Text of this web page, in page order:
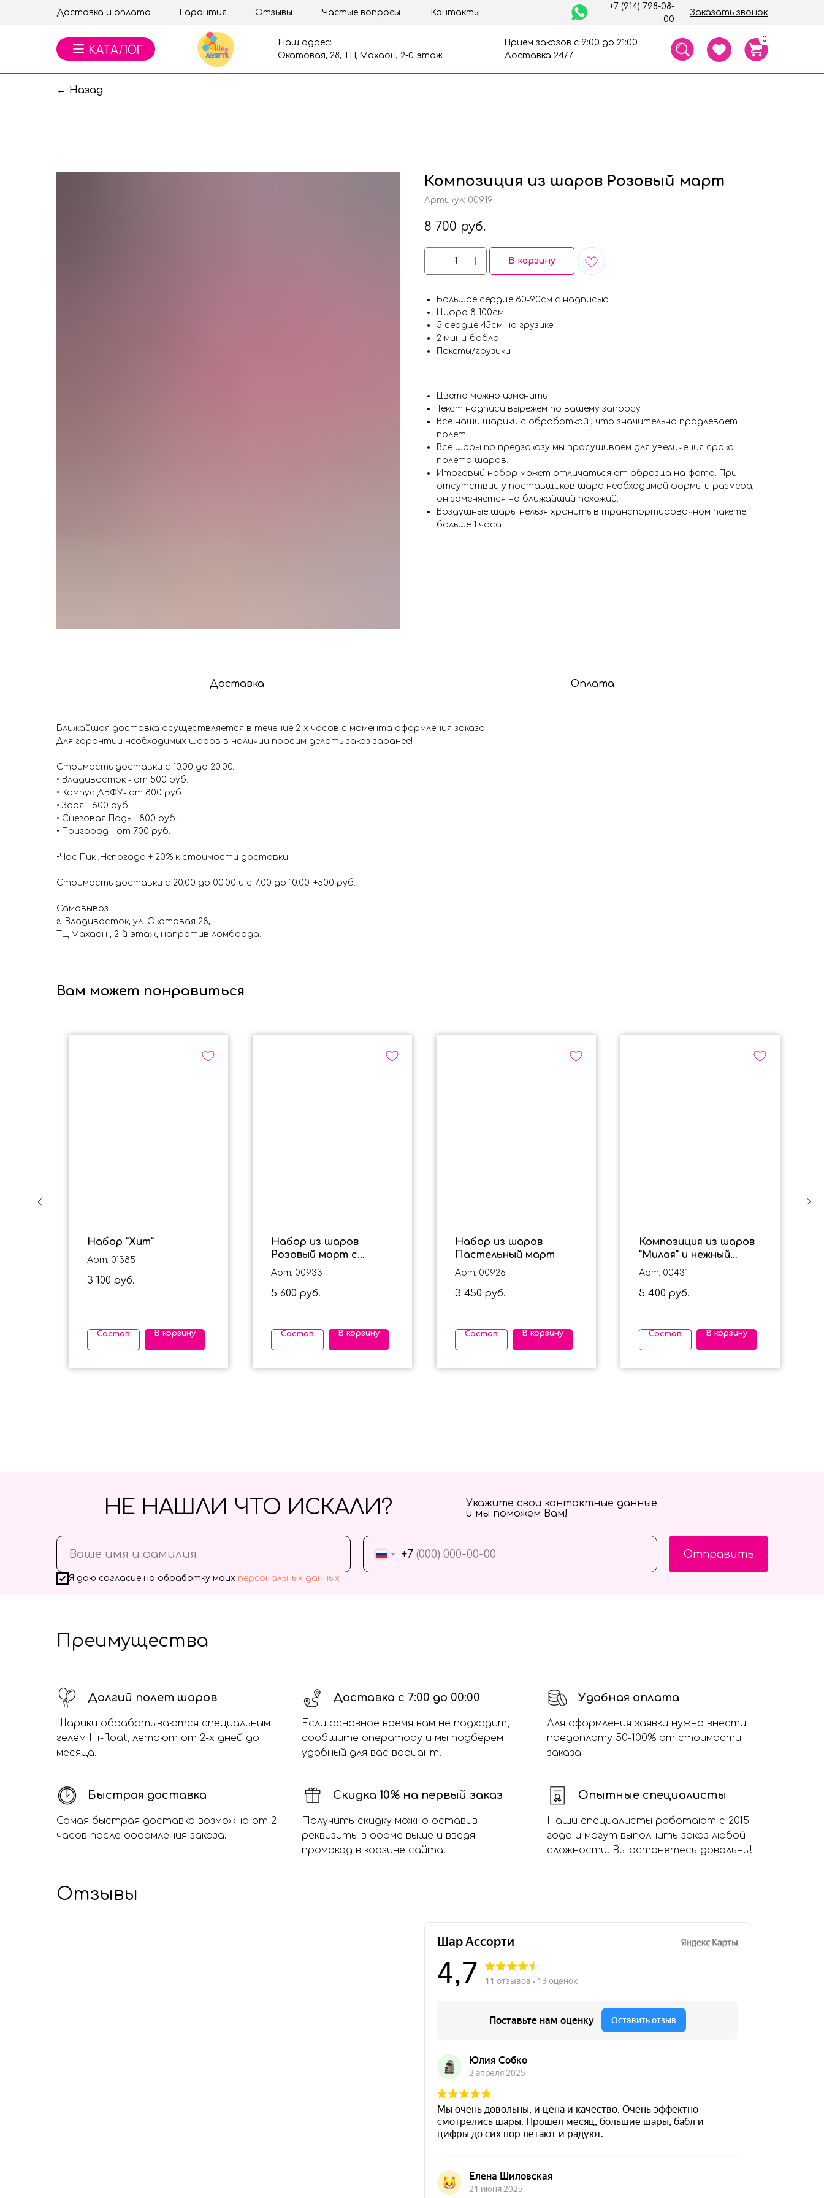
Заказать звонок
+7 (914) 798-08-
00
Доставка и оплата Гарантия Отзывы Частые вопросы Контакты
Прием заказов с 9:00 до 21:00
Доставка 24/7
Наш адрес:
Окатовая, 28, ТЦ Махаон, 2-й этаж
0
← Назад
Композиция из шаров Розовый март
Артикул: 00919
8 700 руб.
В корзину
Большое сердце 80-90см с надписью
Цифра 8 100см
5 сердце 45см на грузике
2 мини-бабла
Пакеты/грузики
Цвета можно изменить
Текст надписи вырежем по вашему запросу
Все наши шарики с обработкой , что значительно продлевает
полет.
Все шары по предзаказу мы просушиваем для увеличения срока
полета шаров.
Итоговый набор может отличаться от образца на фото. При
отсутствии у поставщиков шара необходимой формы и размера,
он заменяется на ближайший похожий.
Воздушные шары нельзя хранить в транспортировочном пакете
больше 1 часа.
Доставка Оплата
Ближайшая доставка осуществляется в течение 2-х часов с момента оформления заказа.
Для гарантии необходимых шаров в наличии просим делать заказ заранее!
Стоимость доставки с 10.00 до 20:00:
• Владивосток - от 500 руб.
• Кампус ДВФУ- от 800 руб.
• Заря - 600 руб.
• Снеговая Падь - 800 руб.
• Пригород - от 700 руб.
•Час Пик ,Непогода + 20% к стоимости доставки
Стоимость доставки с 20:00 до 00:00 и с 7:00 до 10:00: +500 руб.
Самовывоз:
г. Владивосток, ул. Окатовая 28,
ТЦ Махаон , 2-й этаж, напротив ломбарда.
Вам может понравиться
Набор "Хит"
Арт: 01385
3 100 руб.
Состав В корзину
Набор из шаров
Розовый март с
улыбкой
Арт: 00933
5 600 руб.
Состав В корзину
Набор из шаров
Пастельный март
Арт: 00926
3 450 руб.
Состав В корзину
Композиция из шаров
"Милая" и нежный
фонтан
Арт: 00431
5 400 руб.
Состав В корзину
+7
Я даю согласие на обработку моих персональных данных
Отправить
НЕ НАШЛИ ЧТО ИСКАЛИ?
Укажите свои контактные данные
и мы поможем Вам!
Преимущества
Долгий полет шаров
Шарики обрабатываются специальным
гелем Hi-float, летают от 2-х дней до
месяца.
Доставка с 7:00 до 00:00
Если основное время вам не подходит,
сообщите оператору и мы подберем
удобный для вас вариант!
Удобная оплата
Для оформления заявки нужно внести
предоплату 50-100% от стоимости
заказа
Быстрая доставка
Самая быстрая доставка возможна от 2
часов после оформления заказа.
Скидка 10% на первый заказ
Получить скидку можно оставив
реквизиты в форме выше и введя
промокод в корзине сайта.
Опытные специалисты
Наши специалисты работают с 2015
года и могут выполнить заказ любой
сложности. Вы останетесь довольны!
Отзывы